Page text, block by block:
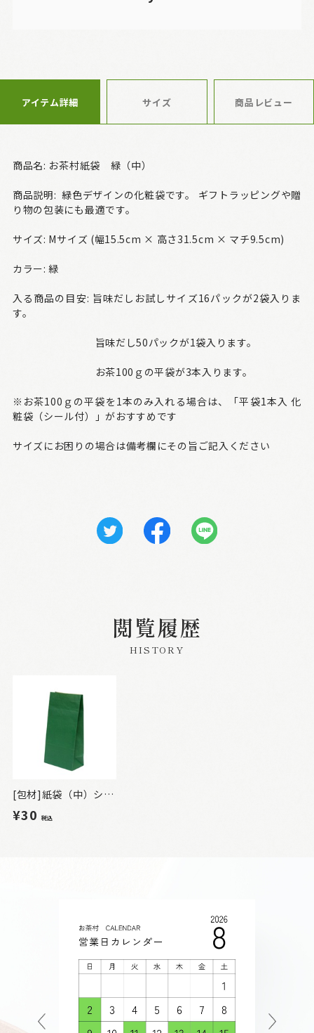
アイテム詳細 サイズ 商品レビュー
商品名: お茶村紙袋 緑（中）
商品説明: 緑色デザインの化粧袋です。 ギフトラッピングや贈
り物の包装にも最適です。
サイズ: Mサイズ (幅15.5cm × 高さ31.5cm × マチ9.5cm)
カラー: 緑
入る商品の目安: 旨味だしお試しサイズ16パックが2袋入りま
す。
旨味だし50パックが1袋入ります。
お茶100ｇの平袋が3本入ります。
※お茶100ｇの平袋を1本のみ入れる場合は、「平袋1本入 化
粧袋（シール付）」がおすすめです
サイズにお困りの場合は備考欄にその旨ご記入ください
閲覧履歴
HISTORY
[包材]紙袋（中）シール付 緑
¥30 税込